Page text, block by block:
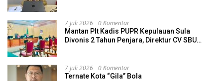
7 Juli 2026 0 Komentar
Mantan Plt Kadis PUPR Kepulauan Sula
Divonis 2 Tahun Penjara, Direktur CV SBU
7 Juli 2026 0 Komentar
Ternate Kota “Gila” Bola